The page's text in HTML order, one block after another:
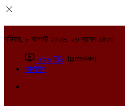
শনিবার, ৮ আগস্ট ২০২৬, ২৩ শ্রাবণ ১৪৩৩
লাইভ টিভি [gtranslate]
আর্কাইভ